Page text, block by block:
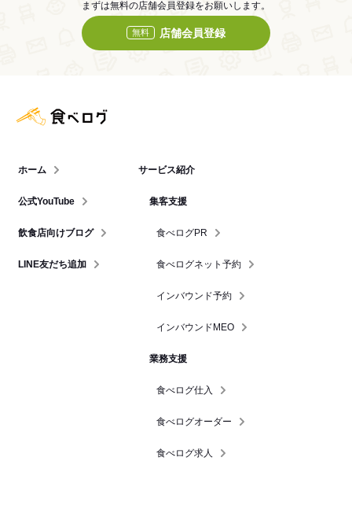
まずは無料の店舗会員登録をお願いします。
無料 店舗会員登録
ホーム
公式YouTube
飲食店向けブログ
LINE友だち追加
サービス紹介
集客支援
食べログPR
食べログネット予約
インバウンド予約
インバウンドMEO
業務支援
食べログ仕入
食べログオーダー
食べログ求人